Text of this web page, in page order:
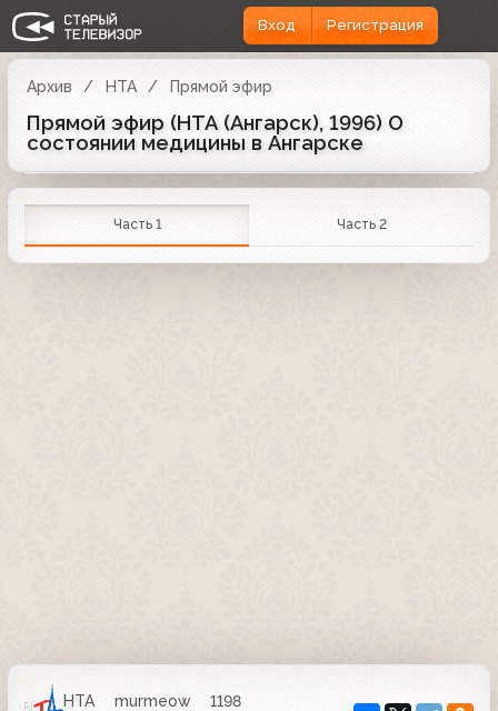
Вход Регистрация
Архив НТА Прямой эфир
Прямой эфир (НТА (Ангарск), 1996) О
состоянии медицины в Ангарске
Часть 1 Часть 2
НТА murmeow
1198